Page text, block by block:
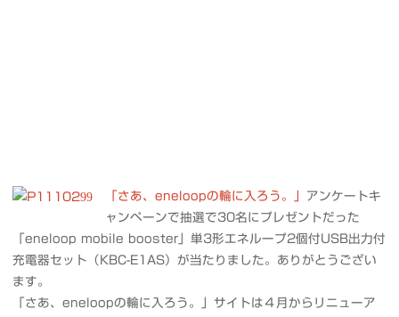
「さあ、eneloopの輪に入ろう。」
アンケートキ
ャンペーンで抽選で30名にプレゼントだった
「eneloop mobile booster」単3形エネループ2個付USB出力付
充電器セット（KBC-E1AS）が当たりました。ありがとうござい
ます。
「さあ、eneloopの輪に入ろう。」サイトは４月からリニューア